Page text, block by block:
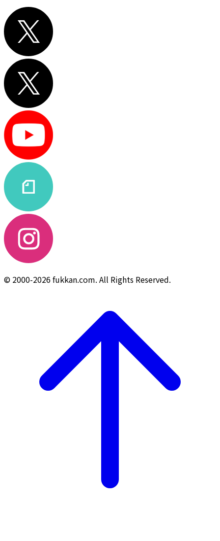
© 2000-2026 fukkan.com. All Rights Reserved.